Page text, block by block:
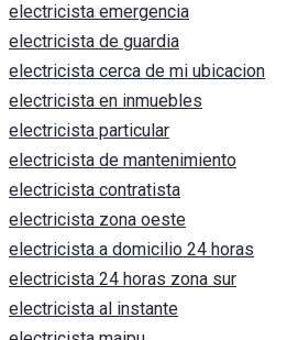
electricista emergencia
electricista de guardia
electricista cerca de mi ubicacion
electricista en inmuebles
electricista particular
electricista de mantenimiento
electricista contratista
electricista zona oeste
electricista a domicilio 24 horas
electricista 24 horas zona sur
electricista al instante